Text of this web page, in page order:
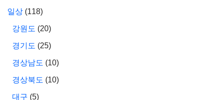
일상 (118)
강원도 (20)
경기도 (25)
경상남도 (10)
경상북도 (10)
대구 (5)